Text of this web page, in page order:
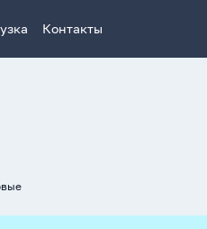
Контакты